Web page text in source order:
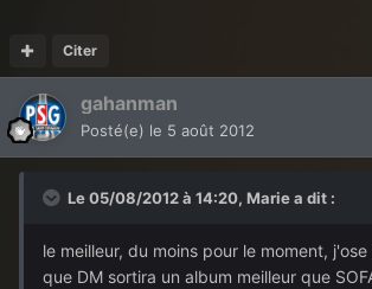
Citer
gahanman
Posté(e) le 5 août 2012
Le 05/08/2012 à 14:20, Marie a dit :
le meilleur, du moins pour le moment,
que DM sortira un album meilleur que